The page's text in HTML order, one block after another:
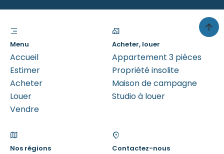
Menu
Accueil
Estimer
Acheter
Louer
Vendre
Acheter, louer
Appartement 3 pièces
Propriété insolite
Maison de campagne
Studio à louer
Nos régions Contactez-nous